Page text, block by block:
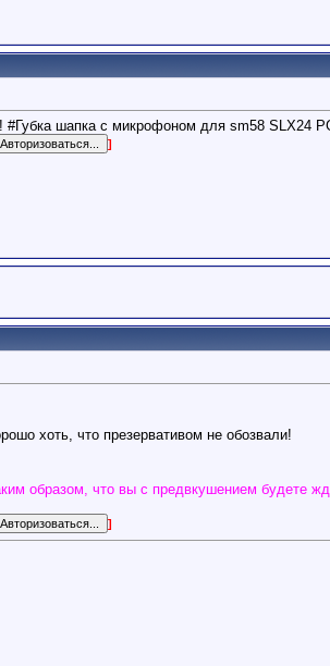
шапка с микрофоном для sm58 SLX24
]
хоть, что презервативом не обозвали!
образом, что вы с предвкушением будете
]